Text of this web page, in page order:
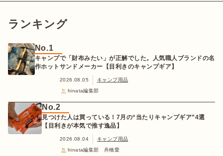
ランキング
No.1
キャンプで「財布みたい」が正解でした。人気職人ブランドの名
作ホットサンドメーカー【目利きのキャンプギア】
2026.08.05
キャンプ用品
hinata編集部
No.2
見つけた人は買っている！7月の“当たりキャンプギア”4選
【目利きが本気で推す逸品】
2026.08.04
キャンプ用品
hinata編集部 舟橋愛